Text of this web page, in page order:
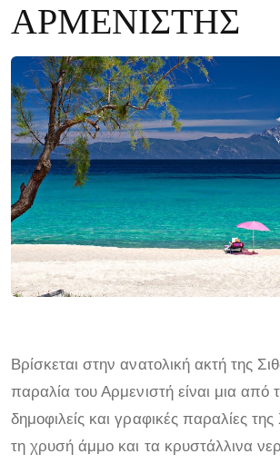
ΑΡΜΕΝΙΣΤΗΣ
Βρίσκεται στην ανατολική ακτή της
παραλία του Αρμενιστή είναι μια από
δημοφιλείς και γραφικές παραλίες
τη χρυσή άμμο και τα κρυστάλλινα